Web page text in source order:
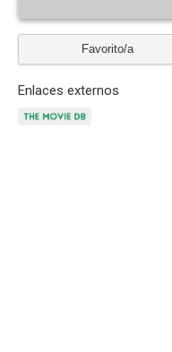
Favorito/a
Enlaces externos